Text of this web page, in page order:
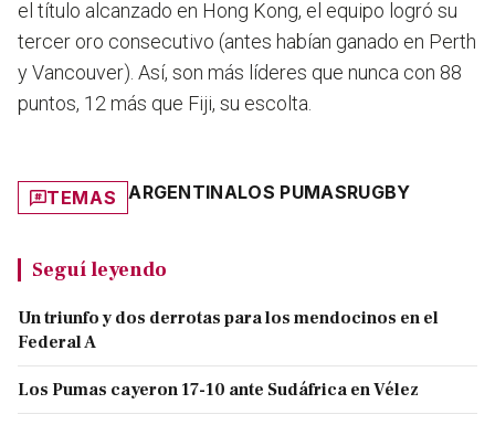
el título alcanzado en Hong Kong, el equipo logró su
tercer oro consecutivo (antes habían ganado en Perth
y Vancouver). Así, son más líderes que nunca con 88
puntos, 12 más que Fiji, su escolta.
TEMAS ARGENTINALOS PUMASRUGBY
Seguí leyendo
Un triunfo y dos derrotas para los mendocinos en el
Federal A
Los Pumas cayeron 17-10 ante Sudáfrica en Vélez